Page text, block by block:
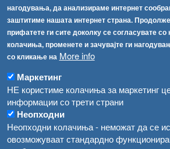
нагодувања, да анализираме интернет
заштитиме нашата интернет страна.
прифатете ги сите доколку се согласувате со
колачиња, променете и зачувајте ги
со кликање на More info
Маркетинг
НЕ користиме колачиња за маркетинг
информации со трети страни
Неопходни
Неопходни колачиња - неможат да се
овозможуваат стандардно
info@fva.gov.mk
[АХВ-претходна страна]
Соопштенија
Република Бугарија ги засили официјалните контроли при увоз на свежо овошје и зеленчук
Високите температури ризик од труење со храна, опасни се и за животните
Водата во Гостивар може да се користи како техничка, продолжува испораката на флаширана вода
Во Гостивар спроведени 70 вонредни контроли
Навигација
Обрасци
Огласи